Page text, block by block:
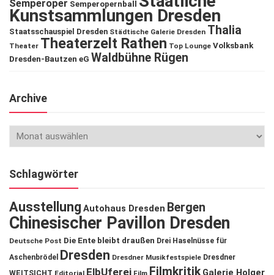
Semperoper Semperopernball
Kunstsammlungen Dresden
Staatsschauspiel Dresden Städtische Galerie Dresden Thalia
Theater Theaterzelt Rathen Top Lounge Volksbank
Dresden-Bautzen eG Waldbühne Rügen
Archive
Schlagwörter
Ausstellung Autohaus Dresden Bergen
Chinesischer Pavillon Dresden
Deutsche Post Die Ente bleibt draußen Drei Haselnüsse für
Aschenbrödel
Dresden Dresdner Musikfestspiele Dresdner
ElbUferei Filmkritik Galerie Holger